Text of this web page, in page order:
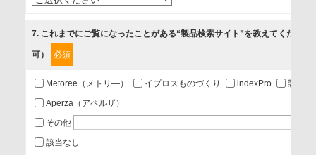
第三者提供の有無
あり
a.個人情報の提供・利用目的
当該企業/団体のサービス等のご案内及び当該企業/団体からの
7. これまでにご覧になったことがある“製品検索サイト”を教えてください
可） 必須
Metoree（メトリ―） イプロスものづくり indexPro
製品ナ
Aperza（アペルザ）
その他
該当なし